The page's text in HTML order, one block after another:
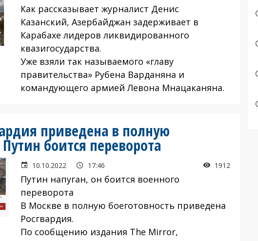
Как рассказывает журналист Денис
Казанский, Азербайджан задерживает в
Карабахе лидеров ликвидированного
квазигосударства.
Уже взяли так называемого «главу
правительства» Рубена Варданяна и
командующего армией Левона Мнацаканяна.
приведена в полную
боится переворота
10.10.2022 17:46 1912
Путин напуган, он боится военного
переворота
В Москве в полную боеготовность приведена
Росгвардия.
По сообщению издания The Mirror,